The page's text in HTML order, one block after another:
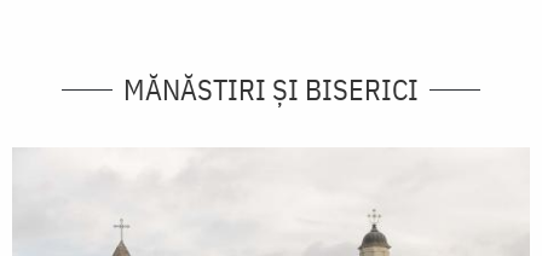
MĂNĂSTIRI ȘI BISERICI